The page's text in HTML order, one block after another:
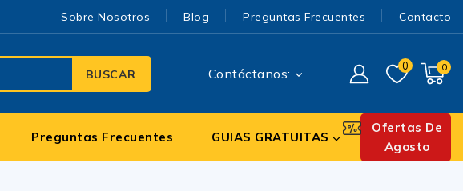
Sobre Nosotros Blog Preguntas Frecuentes Contacto
BUSCAR Contáctanos: 0 0
Preguntas Frecuentes GUIAS GRATUITAS
Ofertas De
Agosto